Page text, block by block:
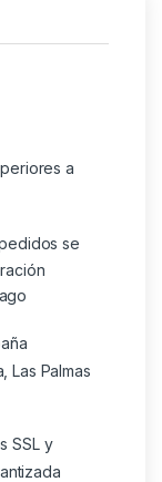
a
se
Las Palmas
SSL y